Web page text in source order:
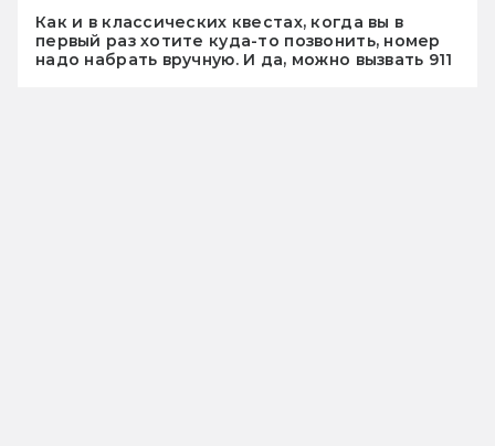
Как и в классических квестах, когда вы в
первый раз хотите куда-то позвонить, номер
надо набрать вручную. И да, можно вызвать 911